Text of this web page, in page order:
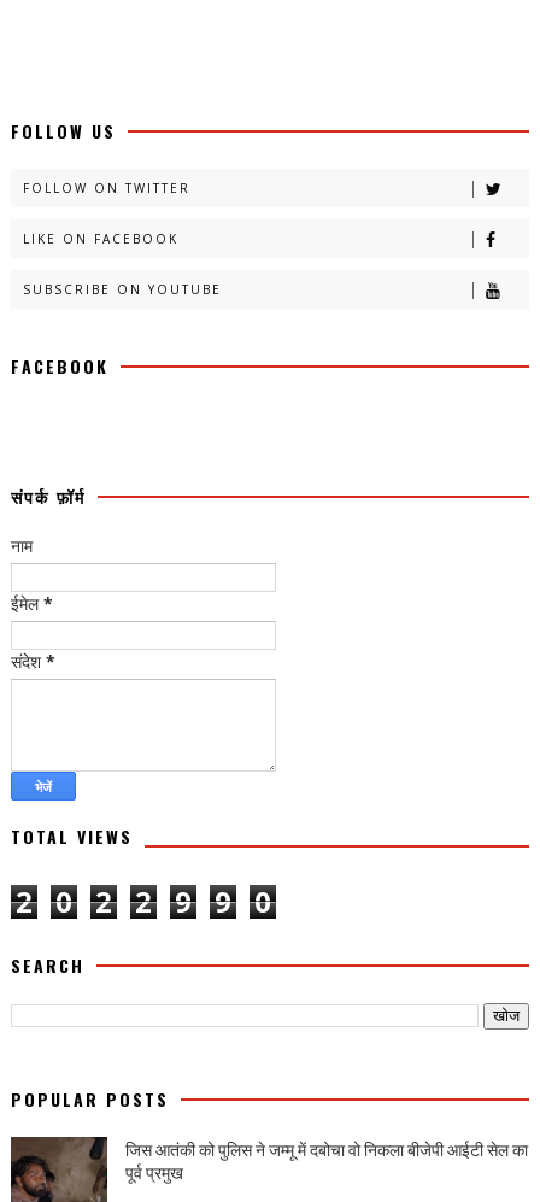
FOLLOW US
FOLLOW ON TWITTER
LIKE ON FACEBOOK
SUBSCRIBE ON YOUTUBE
FACEBOOK
संपर्क फ़ॉर्म
नाम
ईमेल*
संदेश *
TOTAL VIEWS
2 0 2 2 9 9 0
SEARCH
POPULAR POSTS
जिस आतंकी को पुलिस ने जम्मू में दबोचा वो निकला बीजेपी आईटी सेल का
पूर्व प्रमुख